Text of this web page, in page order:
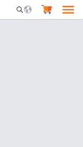
Mobile Search